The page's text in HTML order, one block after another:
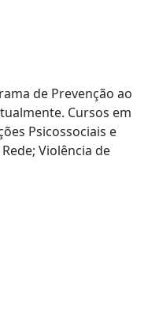
de Prevenção ao
Psicossociais e
Violência de
com
responsável pela
e hoje me
e o Genocídio
da Abrapso - UFU);